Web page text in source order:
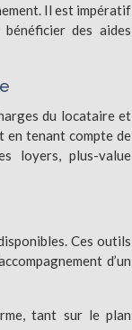
Il est impératif
des aides
du locataire et
en tenant compte de
loyers, plus-value
Ces outils
d’un
tant sur le plan